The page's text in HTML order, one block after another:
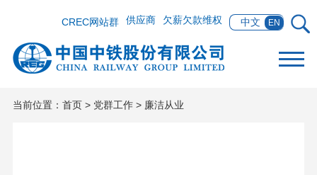
中文 EN
欠薪欠款维权
供应商
CREC网站群
当前位置： 首页> 党群工作> 廉洁从业